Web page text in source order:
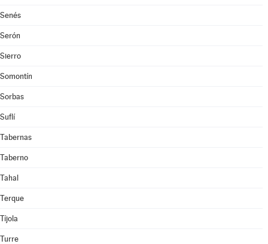
Senés
Serón
Sierro
Somontín
Sorbas
Suflí
Tabernas
Taberno
Tahal
Terque
Tíjola
Turre